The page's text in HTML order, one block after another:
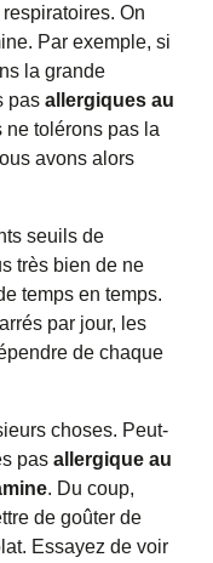
On
Par exemple, si
la grande
pas allergiques au
ne tolérons pas la
avons alors
seuils de
très bien de ne
temps en temps.
par jour, les
de chaque
choses. Peut-
pas allergique au
. Du coup,
de goûter de
Essayez de voir